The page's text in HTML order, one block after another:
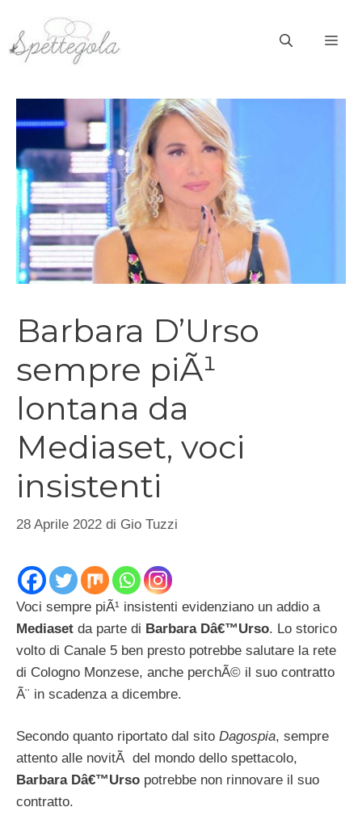
contenuto
Barbara D’Urso
sempre piÃ¹
lontana da
Mediaset, voci
insistenti
28 Aprile 2022 di Gio Tuzzi
Voci sempre piÃ¹ insistenti evidenziano un addio a
Mediaset da parte di Barbara Dâ€™Urso. Lo storico
volto di Canale 5 ben presto potrebbe salutare la rete
di Cologno Monzese, anche perchÃ© il suo contratto
Ã¨ in scadenza a dicembre.
Secondo quanto riportato dal sito Dagospia, sempre
attento alle novitÃ del mondo dello spettacolo,
Barbara Dâ€™Urso potrebbe non rinnovare il suo
contratto.